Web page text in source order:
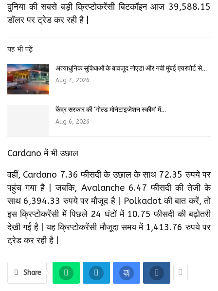
दुनिया की सबसे बड़ी क्रिप्टोकरेंसी बिटकॉइन आज 39,588.15
डॉलर पर ट्रेड कर रही है |
यह भी पढ़ें
अत्याधुनिक सुविधाओं के बावजूद नोएडा और नवी मुंबई एयरपोर्ट से…
Aug 7, 2026
केंद्र सरकार की ‘गोल्ड मोनेटाइजेशन स्कीम’ में…
Aug 6, 2026
Cardano में भी उछाल
वहीं, Cardano 7.36 फीसदी के उछाल के साथ 72.35 रुपये पर
पहुंच गया है | जबकि, Avalanche 6.47 फीसदी की तेजी के
साथ 6,394.33 रुपये पर मौजूद है | Polkadot की बात करें, तो
इस क्रिप्टोकरेंसी में पिछले 24 घंटों में 10.75 फीसदी की बढ़ोतरी
देखी गई है | यह क्रिप्टोकरेंसी मौजूदा समय में 1,413.76 रुपये पर
ट्रेड कर रही है |
Share